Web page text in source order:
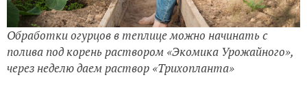
Обработки огурцов в теплице можно начинать с
полива под корень раствором «Экомика Урожайного»,
через неделю даем раствор «Трихопланта»